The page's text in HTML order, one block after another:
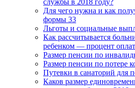
службы в 2018 году?
Для чего нужна и как
формы 33
Льготы и социальные
Как рассчитывается
ребенком — процент
Размер пенсии по
Размер пенсии по потере
Путевки в санаторий для
Каков размер